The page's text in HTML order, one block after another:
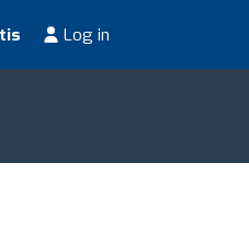
Log in